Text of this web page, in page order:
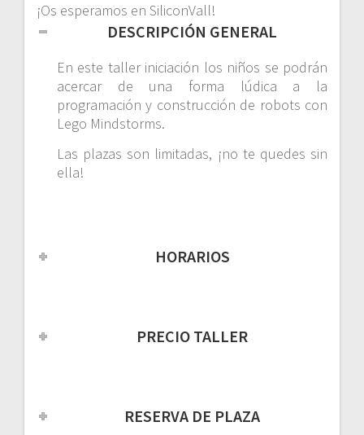
¡Os esperamos en SiliconVall!
DESCRIPCIÓN GENERAL
En este taller iniciación los niños se podrán
acercar de una forma lúdica a la
programación y construcción de robots con
Lego Mindstorms.
Las plazas son limitadas, ¡no te quedes sin
ella!
HORARIOS
PRECIO TALLER
RESERVA DE PLAZA